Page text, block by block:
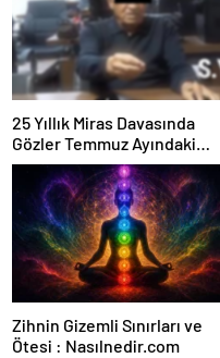
25 Yıllık Miras Davasında
Gözler Temmuz Ayındaki
Karar Duruşmasına Çevrildi
Zihnin Gizemli Sınırları ve
Ötesi : Nasılnedir.com